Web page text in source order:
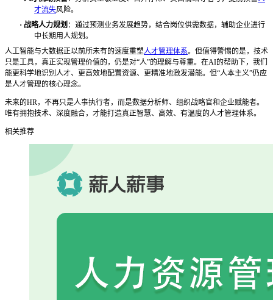
才流失风险。
· 战略人力规划 ：通过预测业务发展趋势，结合岗位供需数据，辅助企业进行
中长期用人规划。
人工智能与大数据正以前所未有的速度重塑人才管理体系。但值得警惕的是，技术
只是工具，真正实现管理价值的，仍是对“人”的理解与尊重。在AI的帮助下，我们
能更科学地识别人才、更高效地配置资源、更精准地激发潜能。但“人本主义”仍应
是人才管理的核心理念。
未来的HR，不再只是人事执行者，而是数据分析师、组织战略官和企业赋能者。
唯有拥抱技术、深度融合，才能打造真正智慧、高效、有温度的人才管理体系。
相关推荐